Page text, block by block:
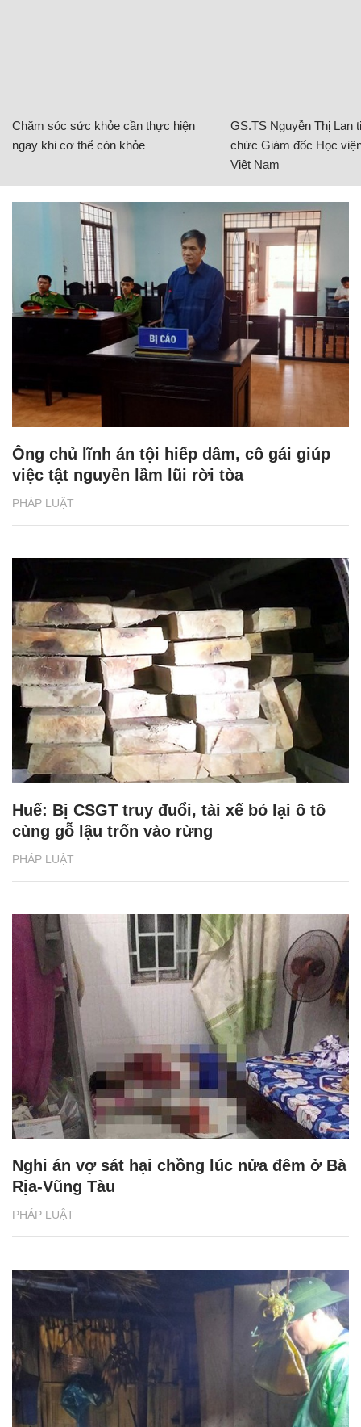
Chăm sóc sức khỏe cần thực hiện
ngay khi cơ thể còn khỏe
GS.TS Nguyễn Thị Lan
chức Giám đốc Học
Việt Nam
PHÁP LUẬT
Ông chủ lĩnh án tội hiếp dâm, cô gái giúp
việc tật nguyền lầm lũi rời tòa
PHÁP LUẬT
Huế: Bị CSGT truy đuổi, tài xế bỏ lại ô tô
cùng gỗ lậu trốn vào rừng
PHÁP LUẬT
Nghi án vợ sát hại chồng lúc nửa đêm ở Bà
Rịa-Vũng Tàu